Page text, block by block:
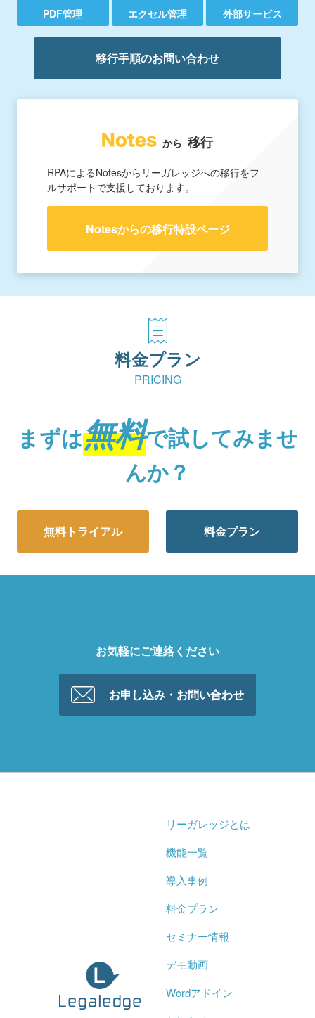
PDF管理 エクセル管理 外部サービス
移行手順のお問い合わせ
から 移行
RPAによるNotesからリーガレッジへの移行をフ
ルサポートで支援しております。
Notesからの移行特設ページ
料金プラン
PRICING
まずは無料で試してみませ
んか？
無料トライアル 料金プラン
お気軽にご連絡ください
お申し込み・お問い合わせ
リーガレッジとは
機能一覧
導入事例
料金プラン
セミナー情報
デモ動画
Wordアドイン